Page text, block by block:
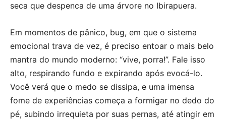
seca que despenca de uma árvore no Ibirapuera.
Em momentos de pânico, bug, em que o sistema
emocional trava de vez, é preciso entoar o mais belo
mantra do mundo moderno: “vive, porra!”. Fale isso
alto, respirando fundo e expirando após evocá-lo.
Você verá que o medo se dissipa, e uma imensa
fome de experiências começa a formigar no dedo do
pé, subindo irrequieta por suas pernas, até atingir em